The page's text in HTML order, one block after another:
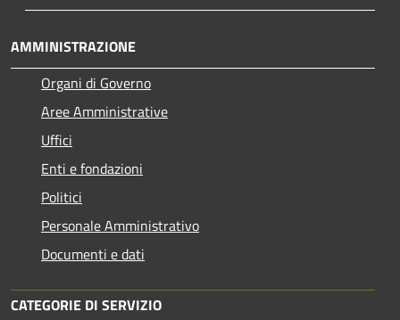
AMMINISTRAZIONE
Organi di Governo
Aree Amministrative
Uffici
Enti e fondazioni
Politici
Personale Amministrativo
Documenti e dati
CATEGORIE DI SERVIZIO